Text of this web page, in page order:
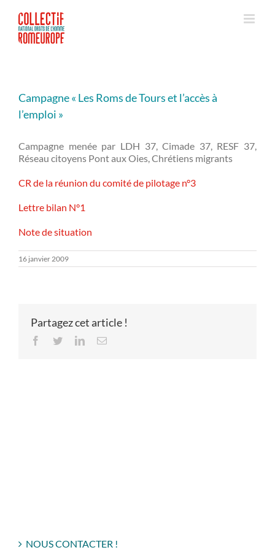
contenu
Campagne « Les Roms de Tours et l’accès à
l’emploi »
Campagne menée par LDH 37, Cimade 37, RESF 37,
Réseau citoyens Pont aux Oies, Chrétiens migrants
CR de la réunion du comité de pilotage n°3
Lettre bilan N°1
Note de situation
16 janvier 2009
Partagez cet article !
Facebook
TwitterLinkedInEmail
NOUS CONTACTER !